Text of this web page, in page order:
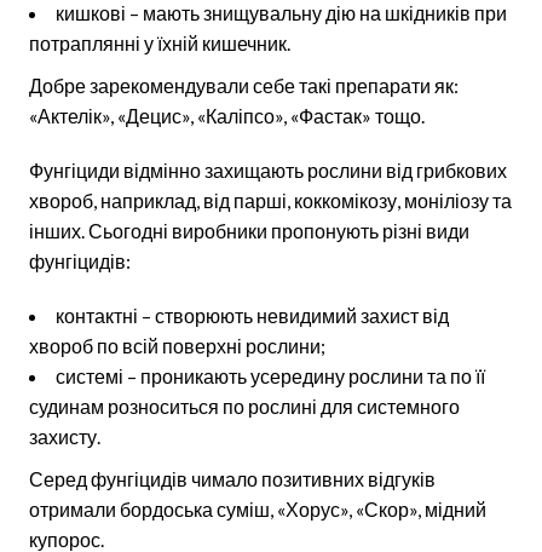
кишкові – мають знищувальну дію на шкідників при
потраплянні у їхній кишечник.
Добре зарекомендували себе такі препарати як:
«Актелік», «Децис», «Каліпсо», «Фастак» тощо.
Фунгіциди відмінно захищають рослини від грибкових
хвороб, наприклад, від парші, коккомікозу, моніліозу та
інших. Сьогодні виробники пропонують різні види
фунгіцидів:
контактні – створюють невидимий захист від
хвороб по всій поверхні рослини;
системі – проникають усередину рослини та по її
судинам розноситься по рослині для системного
захисту.
Серед фунгіцидів чимало позитивних відгуків
отримали бордоська суміш, «Хорус», «Скор», мідний
купорос.